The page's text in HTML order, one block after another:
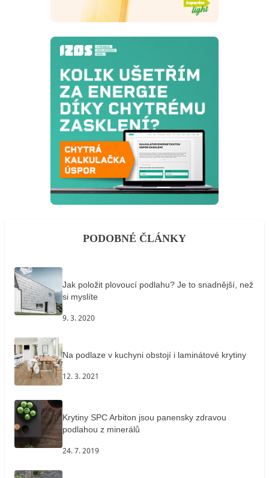
PODOBNÉ ČLÁNKY
Jak položit plovoucí podlahu? Je to snadnější, než
si myslíte
9. 3. 2020
Na podlaze v kuchyni obstojí i laminátové krytiny
12. 3. 2021
Krytiny SPC Arbiton jsou panensky zdravou
podlahou z minerálů
24. 7. 2019